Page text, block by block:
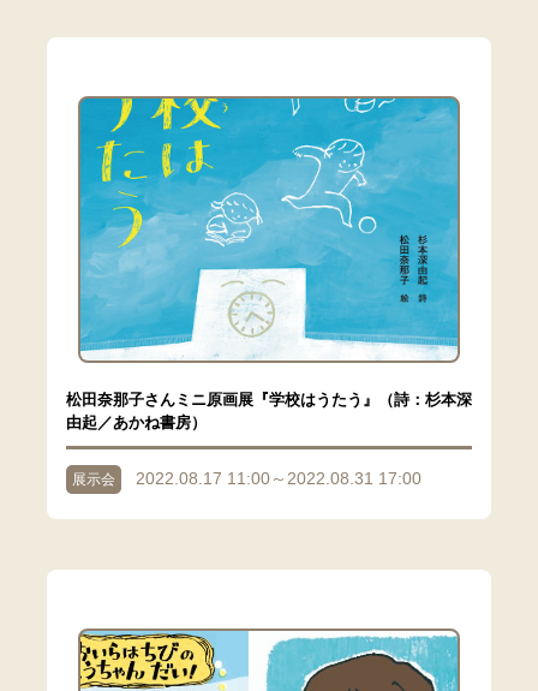
松田奈那子さんミニ原画展『学校はうたう』（詩：杉本深
由起／あかね書房）
展示会 2022.08.17 11:00～2022.08.31 17:00